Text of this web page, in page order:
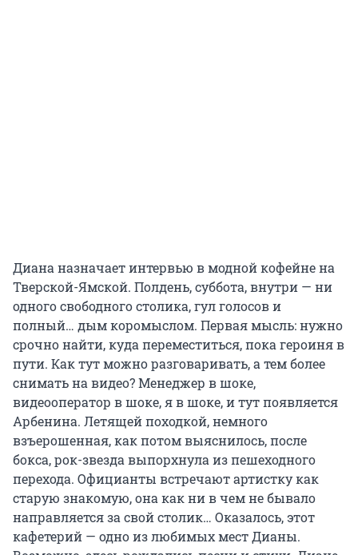
Диана назначает интервью в модной кофейне на
Тверской-Ямской. Полдень, суббота, внутри — ни
одного свободного столика, гул голосов и
полный… дым коромыслом. Первая мысль: нужно
срочно найти, куда переместиться, пока героиня в
пути. Как тут можно разговаривать, а тем более
снимать на видео? Менеджер в шоке,
видеооператор в шоке, я в шоке, и тут появляется
Арбенина. Летящей походкой, немного
взъерошенная, как потом выяснилось, после
бокса, рок-звезда выпорхнула из пешеходного
перехода. Официанты встречают артистку как
старую знакомую, она как ни в чем не бывало
направляется за свой столик… Оказалось, этот
кафетерий — одно из любимых мест Дианы.